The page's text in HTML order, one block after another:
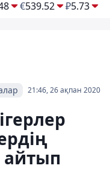
€539.52 ₽5.73
21:46, 26 ақпан 2020